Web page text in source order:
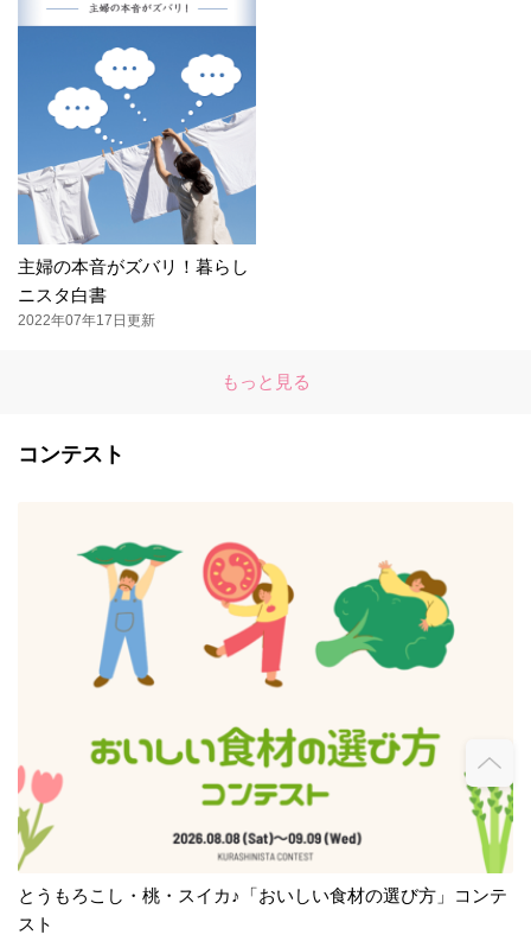
主婦の本音がズバリ！暮らし
ニスタ白書
2022年07年17日更新
もっと見る
コンテスト
とうもろこし・桃・スイカ♪「おいしい食材の選び方」コンテ
スト